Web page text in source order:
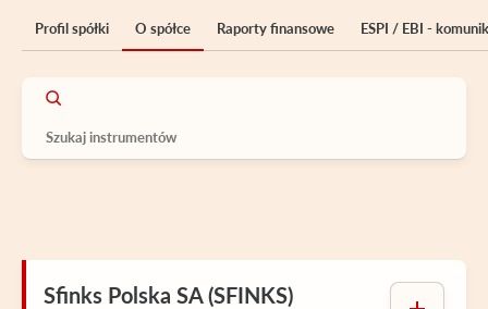
Profil spółki O spółce Raporty finansowe ESPI / EBI -
Sfinks Polska SA (SFINKS)